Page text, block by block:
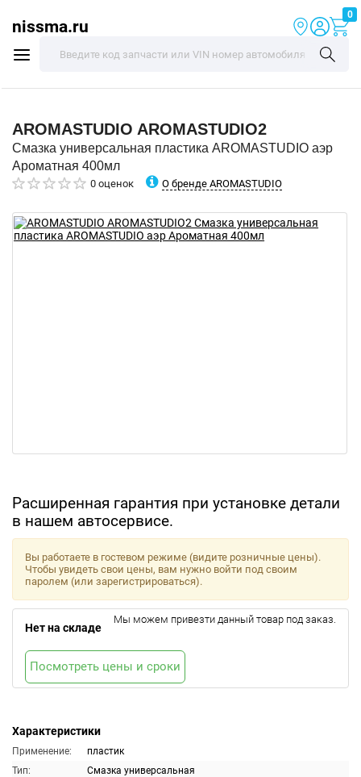
nissma.ru
0
AROMASTUDIO AROMASTUDIO2
Смазка универсальная пластика AROMASTUDIO аэр
Ароматная 400мл
0 оценок О бренде AROMASTUDIO
Расширенная гарантия при установке детали
в нашем автосервисе.
Характеристики
Применение:
пластик
Тип:
Смазка универсальная
Вы работаете в гостевом режиме (видите розничные цены).
Чтобы увидеть свои цены, вам нужно войти под своим
паролем (или зарегистрироваться).
Нет на складе
Мы можем привезти данный товар под заказ.
Посмотреть цены и сроки